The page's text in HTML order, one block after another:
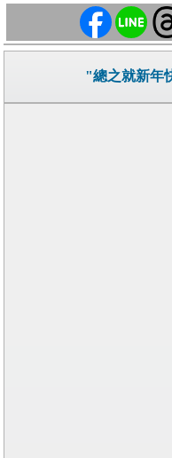
"總之就新年